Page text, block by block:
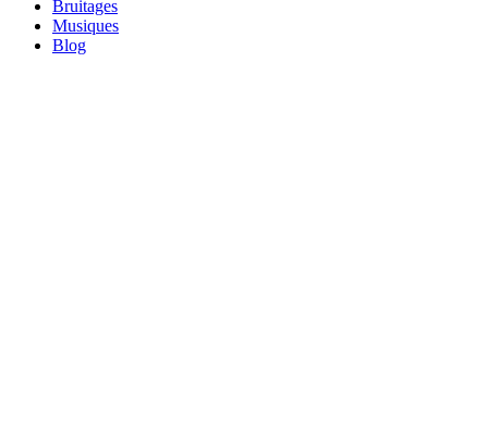
Bruitages
Musiques
Blog